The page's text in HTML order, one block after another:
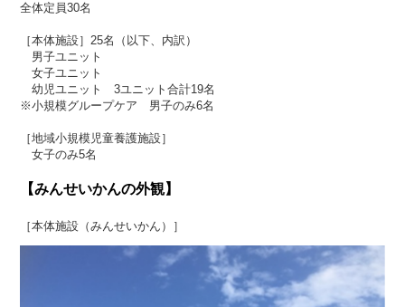
全体定員30名
［本体施設］25名（以下、内訳）
男子ユニット
女子ユニット
幼児ユニット 3ユニット合計19名
※小規模グループケア 男子のみ6名
［地域小規模児童養護施設］
女子のみ5名
【みんせいかんの外観】
［本体施設（みんせいかん）］